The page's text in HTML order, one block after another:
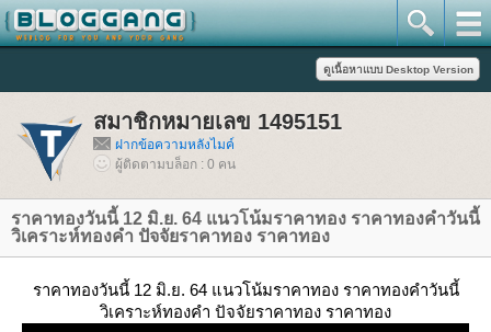
สมาชิกหมายเลข 1495151
ฝากข้อความหลังไมค์
ผู้ติดตามบล็อก : 0 คน
ราคาทองวันนี้ 12 มิ.ย. 64 แนวโน้มราคาทอง ราคาทองคำวันนี้
วิเคราะห์ทองคำ ปัจจัยราคาทอง ราคาทอง
ราคาทองวันนี้ 12 มิ.ย. 64 แนวโน้มราคาทอง ราคาทองคำวันนี้
วิเคราะห์ทองคำ ปัจจัยราคาทอง ราคาทอง